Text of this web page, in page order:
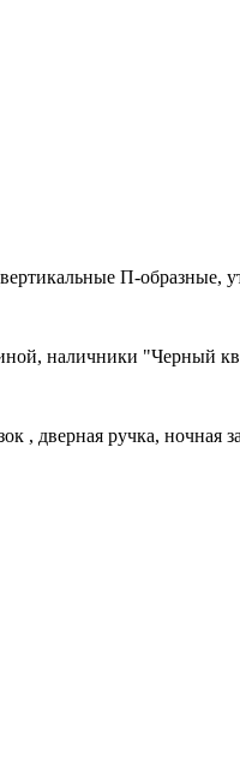
П-образные,
наличники "Черный
, дверная ручка,